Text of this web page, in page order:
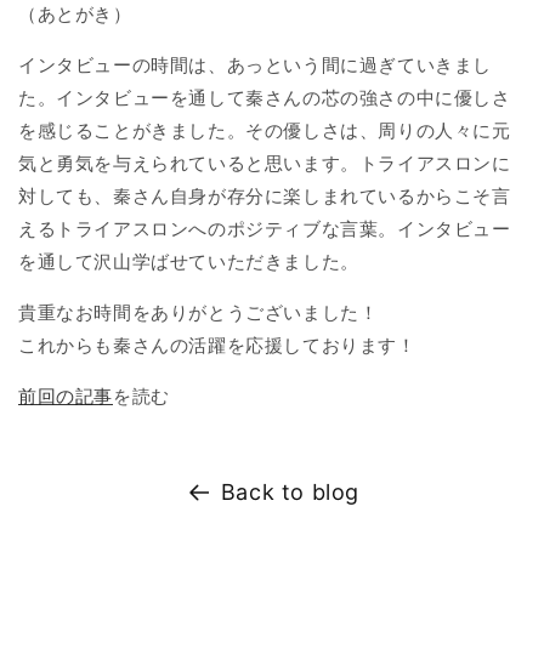
（あとがき）
インタビューの時間は、あっという間に過ぎていきまし
た。インタビューを通して秦さんの芯の強さの中に優しさ
を感じることがきました。その優しさは、周りの人々に元
気と勇気を与えられていると思います。トライアスロンに
対しても、秦さん自身が存分に楽しまれているからこそ言
えるトライアスロンへのポジティブな言葉。インタビュー
を通して沢山学ばせていただきました。
貴重なお時間をありがとうございました！
これからも秦さんの活躍を応援しております！
前回の記事を読む
Back to blog